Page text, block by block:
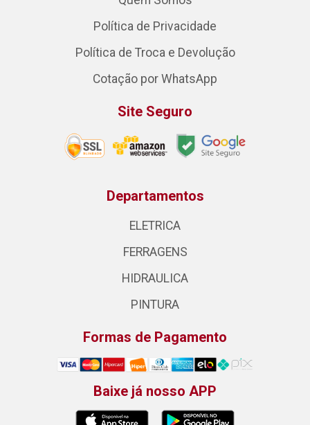
Política de Privacidade
Política de Troca e Devolução
Cotação por WhatsApp
Site Seguro
Departamentos
ELETRICA
FERRAGENS
HIDRAULICA
PINTURA
Formas de Pagamento
Baixe já nosso APP